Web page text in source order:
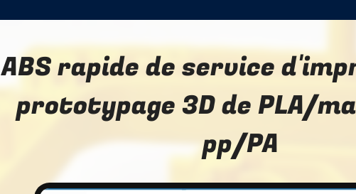
ABS rapide de service
prototypage 3D de PLA/
pp/PA